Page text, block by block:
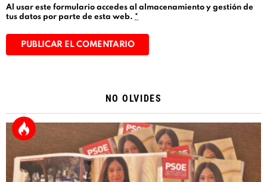
Al usar este formulario accedes al almacenamiento y gestión de
tus datos por parte de esta web. *
NO OLVIDES